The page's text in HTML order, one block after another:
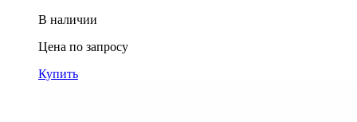
В наличии
Цена по запросу
Купить